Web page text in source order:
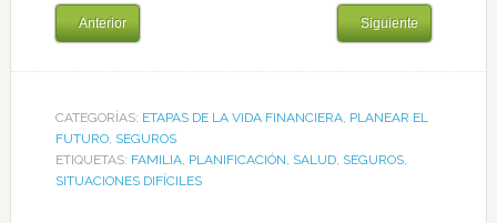
Anterior Siguiente
CATEGORÍAS: ETAPAS DE LA VIDA FINANCIERA, PLANEAR EL
FUTURO, SEGUROS
ETIQUETAS: FAMILIA, PLANIFICACIÓN, SALUD, SEGUROS,
SITUACIONES DIFÍCILES